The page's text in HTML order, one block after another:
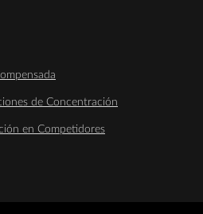
de Concentración
en Competidores